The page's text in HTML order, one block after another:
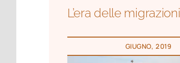
L’era delle migrazioni
GIUGNO, 2019